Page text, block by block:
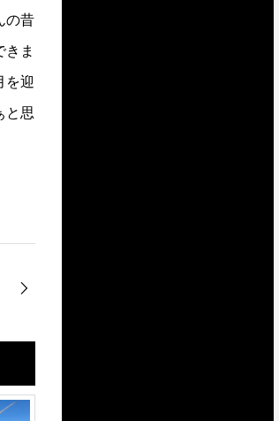
の昔
ま
を迎
と思